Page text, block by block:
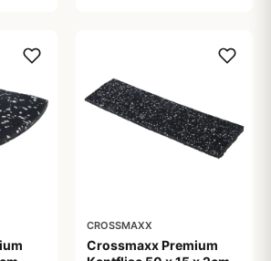
CROSSMAXX
Crossmaxx Premium